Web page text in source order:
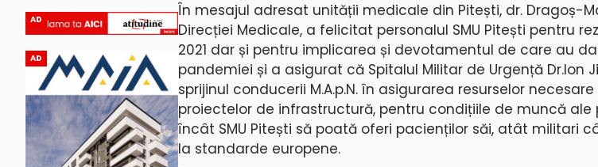
AD
AD
În mesajul adresat unității medicale din Pitești, dr. Dragoș-
Direcției Medicale, a felicitat personalul SMU Pitești pentru
2021 dar și pentru implicarea și devotamentul de care au
pandemiei și a asigurat că Spitalul Militar de Urgență Dr.Ion
sprijinul conducerii M.A.p.N. în asigurarea resurselor
proiectelor de infrastructură, pentru condițiile de muncă
încât SMU Pitești să poată oferi pacienților săi, atât militari
la standarde europene.